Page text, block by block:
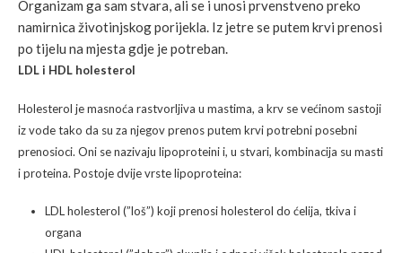
Organizam ga sam stvara, ali se i unosi prvenstveno preko
namirnica životinjskog porijekla. Iz jetre se putem krvi prenosi
po tijelu na mjesta gdje je potreban.
LDL i HDL holesterol
Holesterol je masnoća rastvorljiva u mastima, a krv se većinom sastoji
iz vode tako da su za njegov prenos putem krvi potrebni posebni
prenosioci. Oni se nazivaju lipoproteini i, u stvari, kombinacija su masti
i proteina. Postoje dvije vrste lipoproteina:
LDL holesterol (”loš”) koji prenosi holesterol do ćelija, tkiva i
organa